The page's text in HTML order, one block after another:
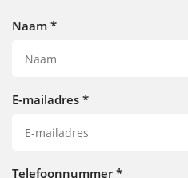
Naam *
E-mailadres *
Telefoonnummer*